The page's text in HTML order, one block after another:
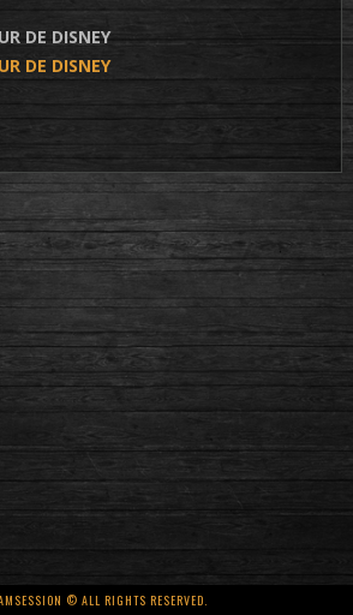
DE DISNEY
DE DISNEY
© ALL RIGHTS RESERVED.